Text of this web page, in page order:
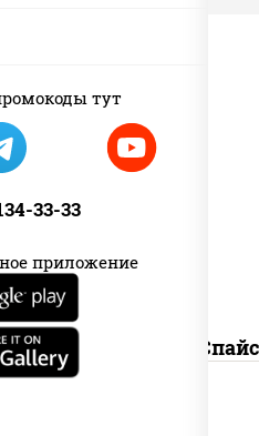
тут
33-33
приложение
рис, нори,